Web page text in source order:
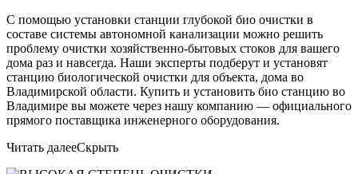
С помощью установки станции глубокой био очистки в
составе системы автономной канализации можно решить
проблему очистки хозяйственно-бытовых стоков для вашего
дома раз и навсегда. Наши эксперты подберут и установят
станцию биологической очистки для объекта, дома во
Владимирской области. Купить и установить био станцию во
Владимире вы можете через нашу компанию — официального
прямого поставщика инженерного оборудования.
Читать далееСкрыть